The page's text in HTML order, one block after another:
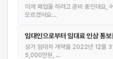
이제 폐업을 하려고 준비 중인데요,
모르겠어요…
임대인으로부터 임대료 인상 통
상가 임대차 계약을 2022년 12월
5,000만원, …